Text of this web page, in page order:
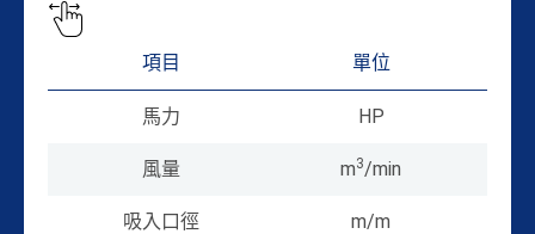
項目 單位
馬力 HP
風量 m3/min
吸入口徑 m/m